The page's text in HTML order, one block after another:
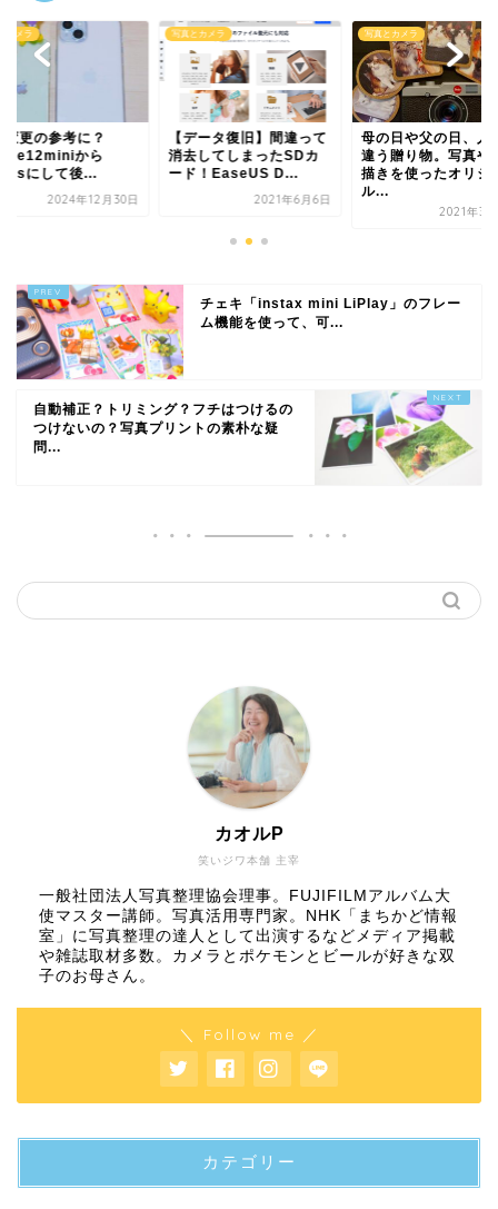
カメラ
変更の参考に？
から
にして後...
2024年12月30日
写真とカメラ
【データ復旧】間違って
消去してしまったSDカ
ード！EaseUS D...
2021年6月6日
写真とカメラ
母の日や父の日、人
違う贈り物。写真や
描きを使ったオリジ
ル...
2021年3
チェキ「instax mini LiPlay」のフレー
ム機能を使って、可...
自動補正？トリミング？フチはつけるの
つけないの？写真プリントの素朴な疑
問...
笑いジワ本舗 主宰
カオルP
一般社団法人写真整理協会理事。FUJIFILMアルバム大
使マスター講師。写真活用専門家。NHK「まちかど情報
室」に写真整理の達人として出演するなどメディア掲載
や雑誌取材多数。カメラとポケモンとビールが好きな双
子のお母さん。
＼ Follow me ／
カテゴリー